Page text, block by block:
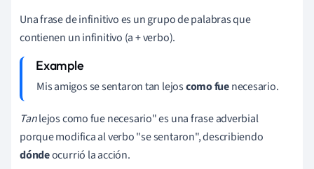
Una frase de infinitivo es un grupo de palabras que
contienen un infinitivo (a + verbo).
Mis amigos se sentaron tan lejoscomo fuenecesario.
Tanlejos como fue necesario" es una frase adverbial
porque modifica al verbo "se sentaron", describiendo
dóndeocurrió la acción.